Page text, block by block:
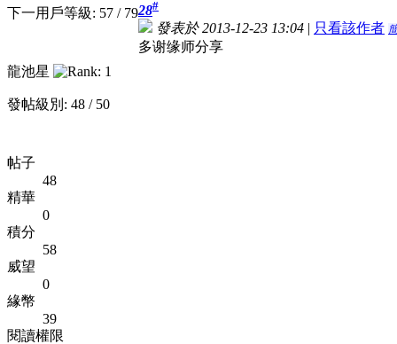
下一用戶等級: 57 / 79
龍池星
發帖級別: 48 / 50
帖子
48
精華
0
積分
58
威望
0
緣幣
39
閱讀權限
28#
發表於 2013-12-23 13:04 | 只看該作者
多谢缘师分享